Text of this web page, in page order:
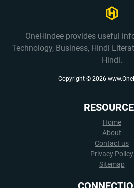
OneHindee provides useful
Technology, Business, Hindi
Hindi.
Copyright © 2026
Home
About
Contact us
Privacy Policy
Sitemap